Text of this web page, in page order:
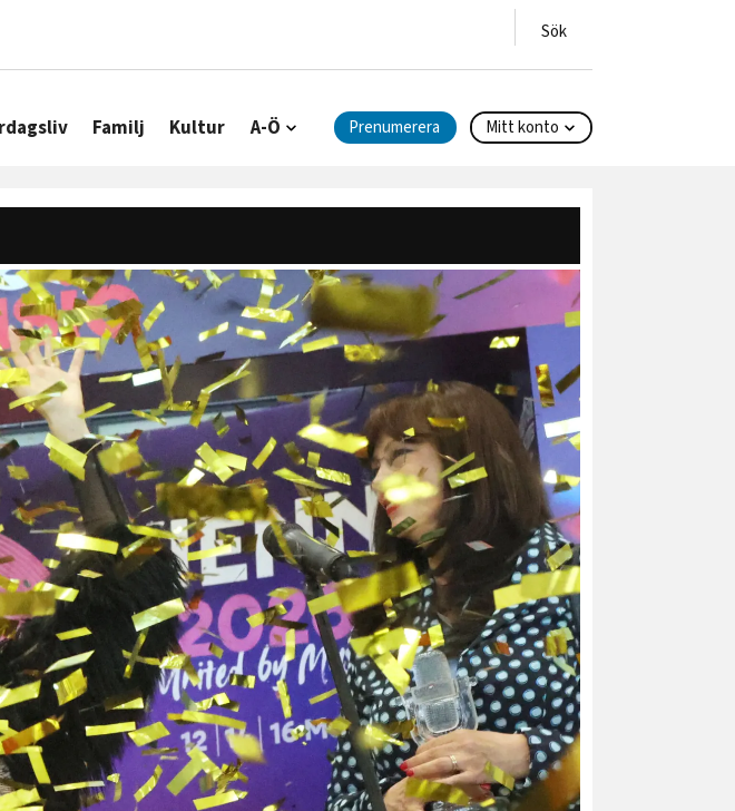
Familj Kultur A-Ö Prenumerera Mitt konto